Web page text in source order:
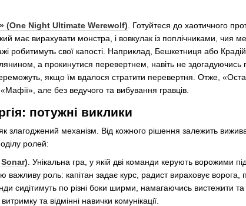
(One Night Ultimate Werewolf). Готуйтеся до хаотичного
має вирахувати монстра, і вовкулак із поплічниками, чия
робитимуть свої капості. Наприклад, Бешкетниця або
а прокинутися перевертнем, навіть не здогадуючись
якщо їм вдалося стратити перевертня. Отже,
але без ведучого та вибування гравців.
потужні виклики
злагоджений механізм. Від кожного рішення залежить
ролей:
. Унікальна гра, у якій дві команди керують ворожими
важливу роль: капітан задає курс, радист вираховує
сидітимуть по різні боки ширми, намагаючись вистежити
та відмінні навички комунікації.